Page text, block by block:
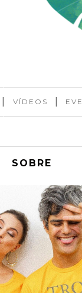
| VÍDEOS |
SOBRE